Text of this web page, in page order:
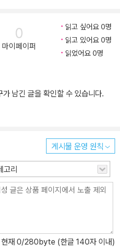
들의 시간』 『버리고 갈 것만 남아서
왜 이리 찬란한가』 『산다는 슬픔』 등
설립해 작가들을 위한 창작실을 운
암예술상 등을 수상했고 칠레 정부
기념 메달을 받았다. 2008년 5월
국문학에 기여한 공로를 기려 금관
편 「계산」으로
설 『토지』로 한국 문학사에 거대
한다. 한국 문학의 유산으로 꼽히
설과 에세이, 시집이 차례로 묶여 나
문학 세계를 누락과 왜곡 없이 온
. 이번 기획에서는 한국 사회와 문
꼼꼼한 편집 과정을 거쳐 출간될 예
내는 특별판에서는 원문의 표현을
을 넘어, 새로운 시대감각을 입혀
의 책을 선보인다. 이전에 박경리
말끔하게 벗어내면서도 작품 각각의
0
마이페이퍼
읽고 싶어요 0명
읽고 있어요 0명
읽었어요 0명
남긴 글을 확인할 수 있습니다.
게시물 운영 원칙
고리
현재 0/280byte (한글 140자 이내)